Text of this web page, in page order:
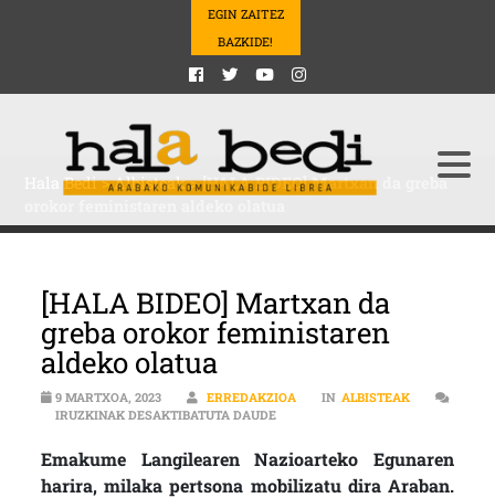
EGIN ZAITEZ
BAZKIDE!
Hala Bedi>Albisteak>[HALA BIDEO] Martxan da greba
[HALA BIDEO] Martxan da
greba orokor feministaren
aldeko olatua
9 MARTXOA, 2023 ERREDAKZIOA IN ALBISTEAK
IRUZKINAK DESAKTIBATUTA DAUDE[HALA BIDEO] MARTXAN DA GREBA
Emakume Langilearen Nazioarteko Egunaren
harira, milaka pertsona mobilizatu dira Araban.